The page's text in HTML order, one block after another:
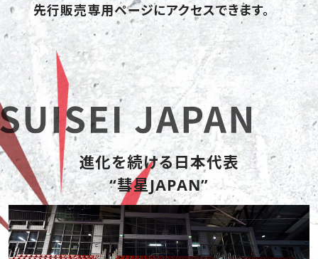
先行販売専用ページにアクセスできます。
進化を続ける日本代表
“彗星JAPAN”